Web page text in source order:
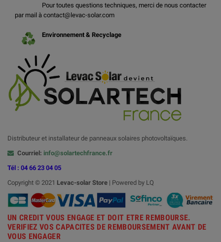
Pour toutes questions techniques, merci de nous contacter
par mail à contact@levac-solar.com
Environnement & Recyclage
Distributeur et installateur de panneaux solaires photovoltaïques.
Courriel: info@solartechfrance.fr
Tél : 04 66 23 04 05
Copyright © 2021 Levac-solar Store | Powered by LQ
UN CREDIT VOUS ENGAGE ET DOIT ETRE REMBOURSE.
VERIFIEZ VOS CAPACITES DE REMBOURSEMENT AVANT DE
VOUS ENGAGER